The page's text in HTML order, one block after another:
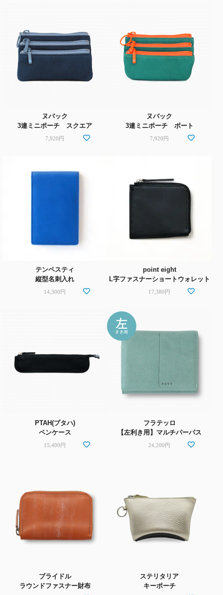
ヌバック
3連ミニポーチ スクエア
7,920円
ヌバック
3連ミニポーチ ボート
7,920円
テンペスティ
縦型名刺入れ
14,300円
point eight
L字ファスナーショートウォレット
17,380円
PTAH(プタハ)
ペンケース
15,400円
フラテッロ
【左利き用】マルチパーパス
24,200円
ブライドル
ラウンドファスナー財布
ステリタリア
キーポーチ